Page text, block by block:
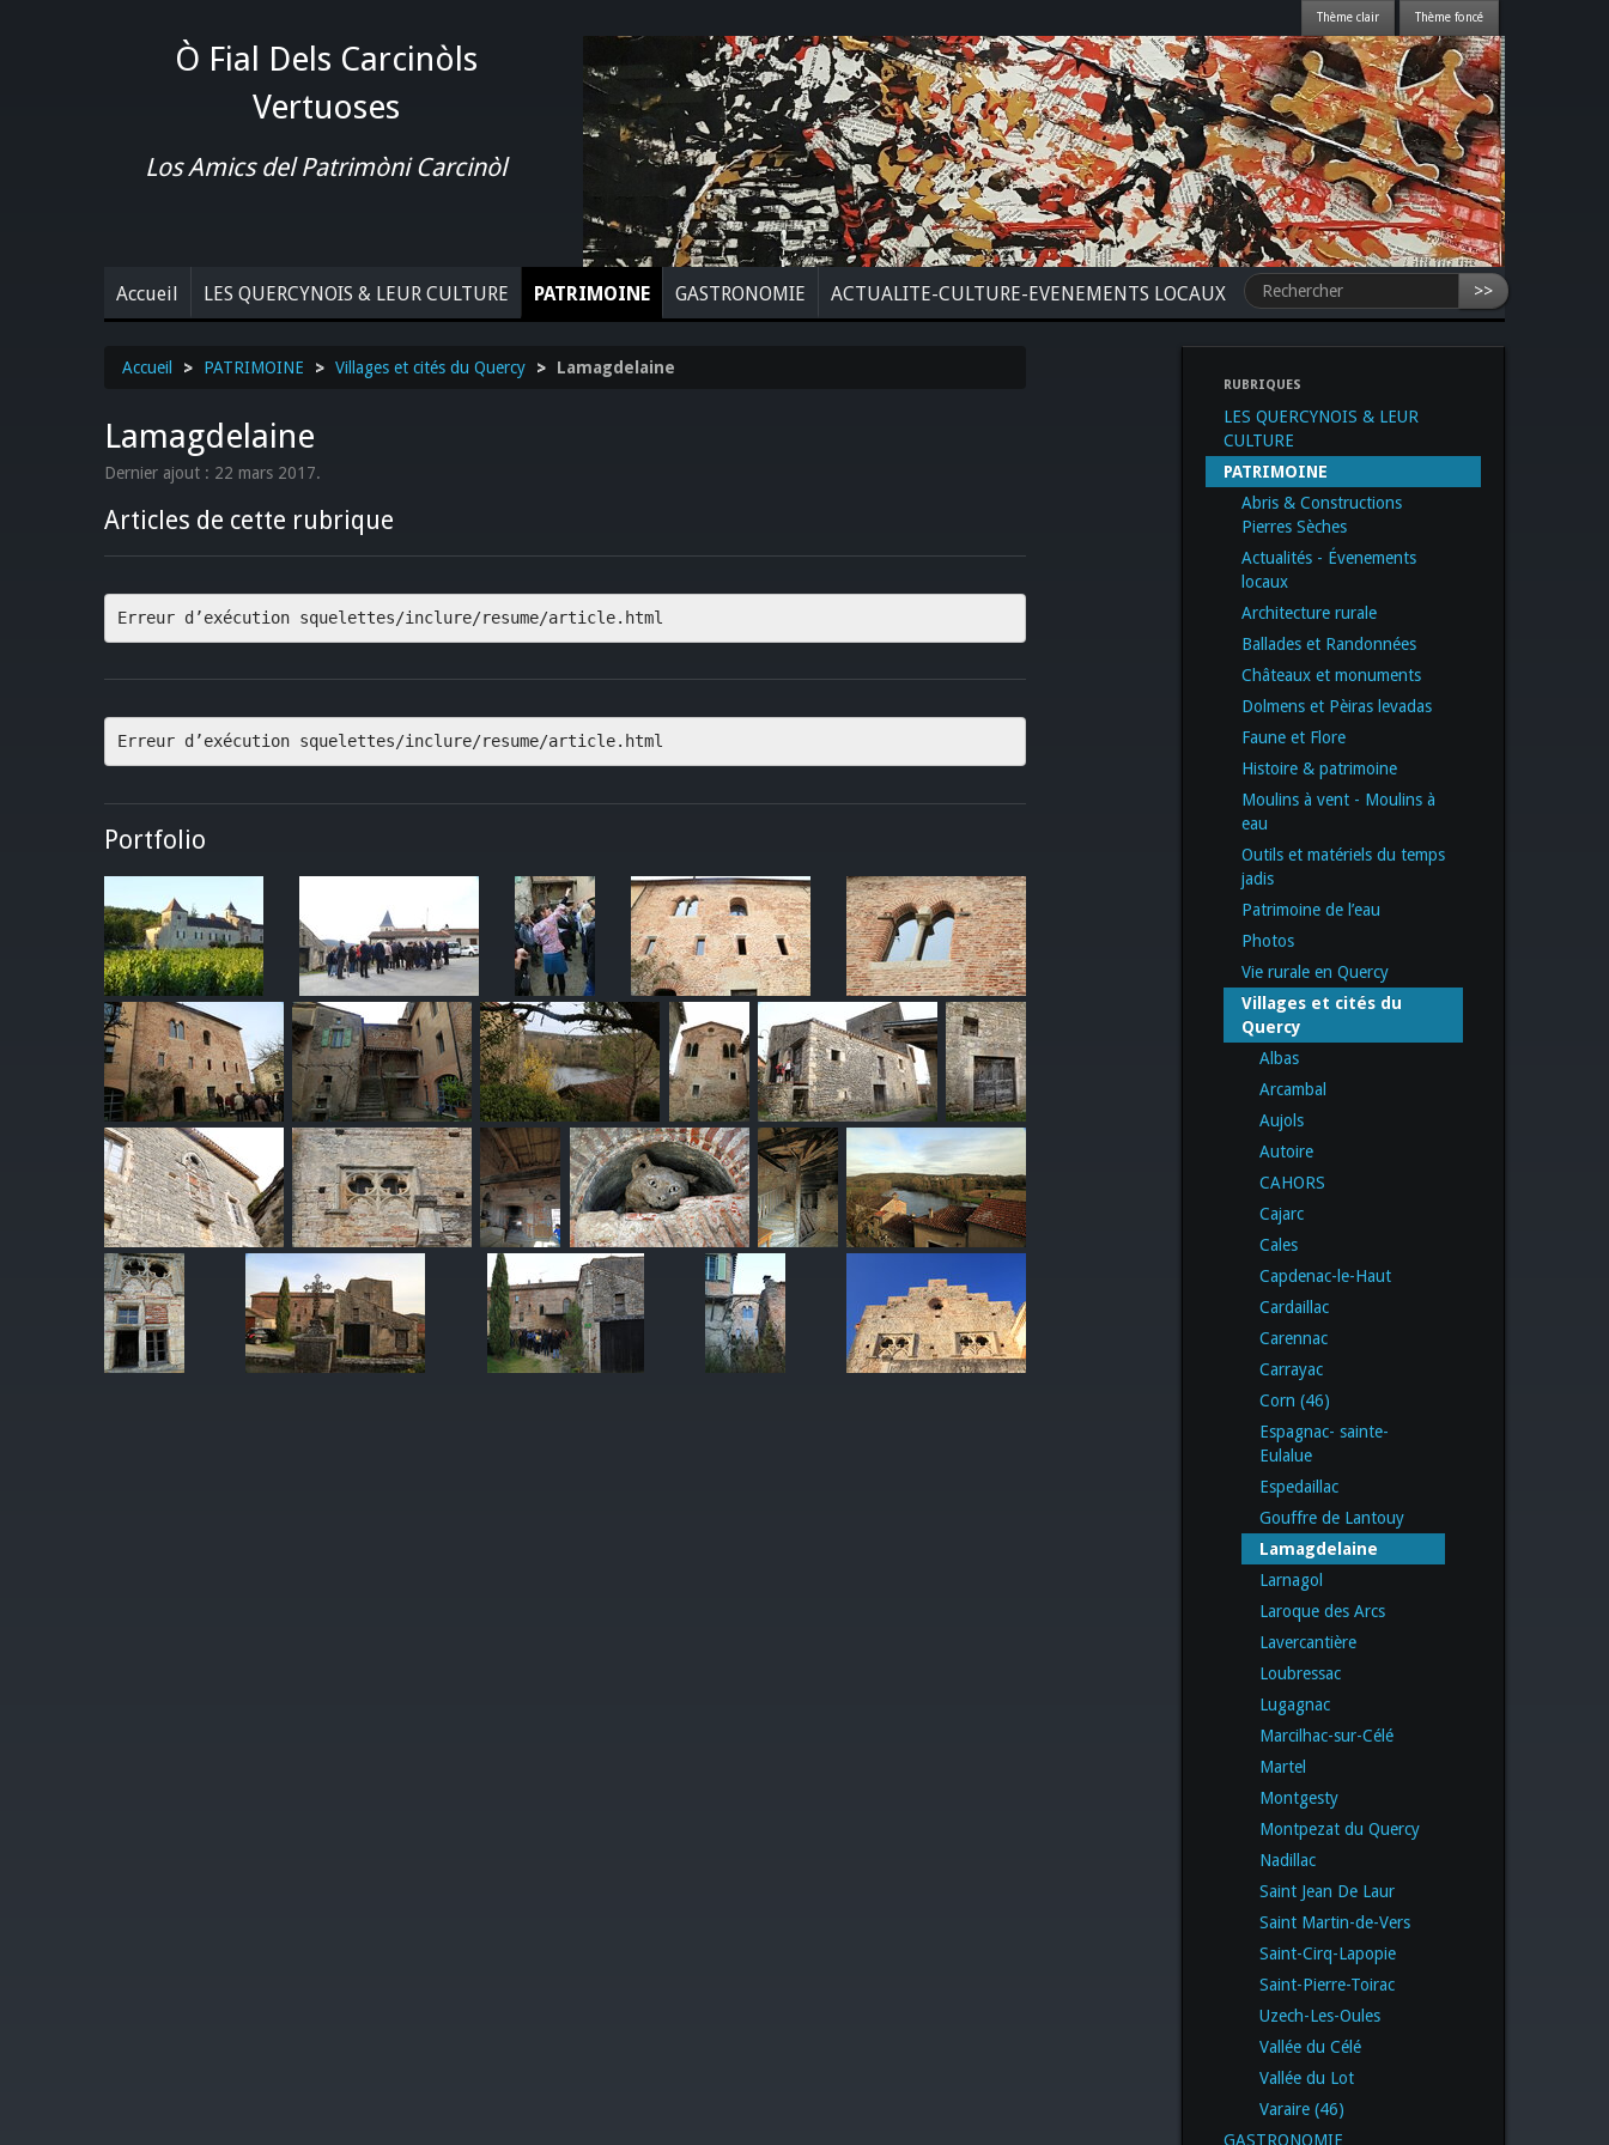
Ò Fial Dels Carcinòls
Vertuoses
Los Amics del Patrimòni Carcinòl
Accueil LES QUERCYNOIS & LEUR CULTURE PATRIMOINE GASTRONOMIE ACTUALITE-CULTURE-EVENEMENTS LOCAUX >>
Accueil > PATRIMOINE > Villages et cités du Quercy > Lamagdelaine
Lamagdelaine
Dernier ajout : 22 mars 2017.
Articles de cette rubrique
Erreur d’exécution squelettes/inclure/resume/article.html
Erreur d’exécution squelettes/inclure/resume/article.html
Portfolio
RUBRIQUES
LES QUERCYNOIS & LEUR
CULTURE
PATRIMOINE
Abris & Constructions
Pierres Sèches
Actualités - Évenements
locaux
Architecture rurale
Ballades et Randonnées
Châteaux et monuments
Dolmens et Pèiras levadas
Faune et Flore
Histoire & patrimoine
Moulins à vent - Moulins à
eau
Outils et matériels du temps
jadis
Patrimoine de l’eau
Photos
Vie rurale en Quercy
Villages et cités du
Quercy
Albas
Arcambal
Aujols
Autoire
CAHORS
Cajarc
Cales
Capdenac-le-Haut
Cardaillac
Carennac
Carrayac
Corn (46)
Espagnac- sainte-
Eulalue
Espedaillac
Gouffre de Lantouy
Lamagdelaine
Larnagol
Laroque des Arcs
Lavercantière
Loubressac
Lugagnac
Marcilhac-sur-Célé
Martel
Montgesty
Montpezat du Quercy
Nadillac
Saint Jean De Laur
Saint Martin-de-Vers
Saint-Cirq-Lapopie
Saint-Pierre-Toirac
Uzech-Les-Oules
Vallée du Célé
Vallée du Lot
Varaire (46)
GASTRONOMIE